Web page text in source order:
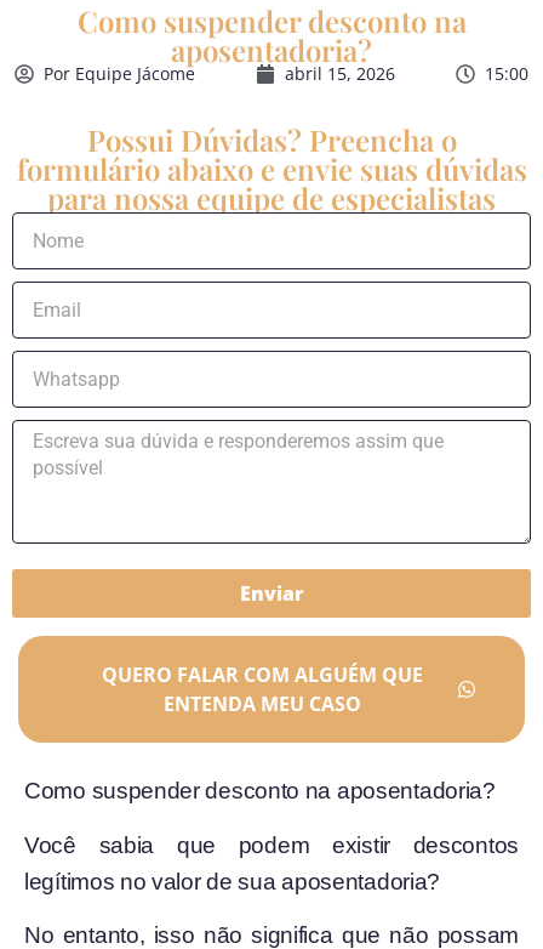
Como suspender desconto na
aposentadoria?
Por Equipe Jácome abril 15, 2026 15:00
Possui Dúvidas? Preencha o
formulário abaixo e envie suas dúvidas
para nossa equipe de especialistas
Enviar
QUERO FALAR COM ALGUÉM QUE
ENTENDA MEU CASO
Como suspender desconto na aposentadoria?
Você sabia que podem existir descontos
legítimos no valor de sua aposentadoria?
No entanto, isso não significa que não possam